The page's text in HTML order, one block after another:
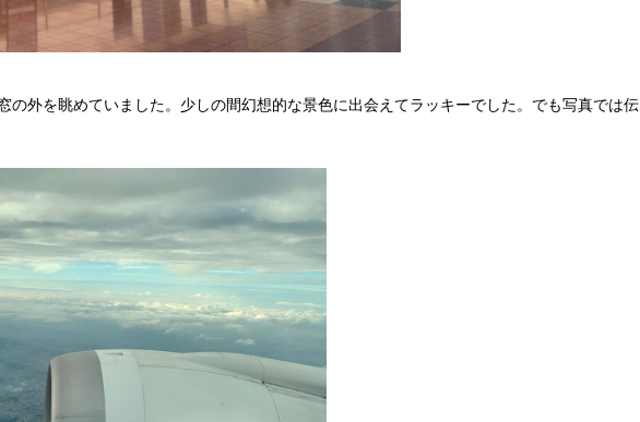
の外を眺めていました。少しの間幻想的な景色に出会えてラッキーでした。でも写真では伝